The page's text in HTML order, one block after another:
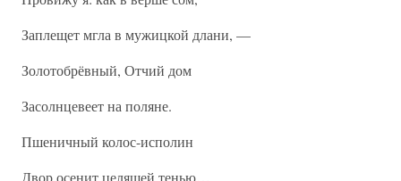
Заплещет мгла в мужицкой длани, —
Золотобрёвный, Отчий дом
Засолнцевеет на поляне.
Пшеничный колос-исполин
Двор осенит целящей тенью…